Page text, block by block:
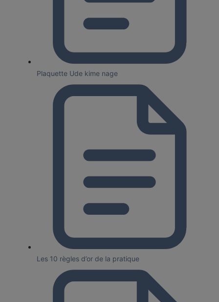
Plaquette Ude kime nage
Les 10 règles d’or de la pratique